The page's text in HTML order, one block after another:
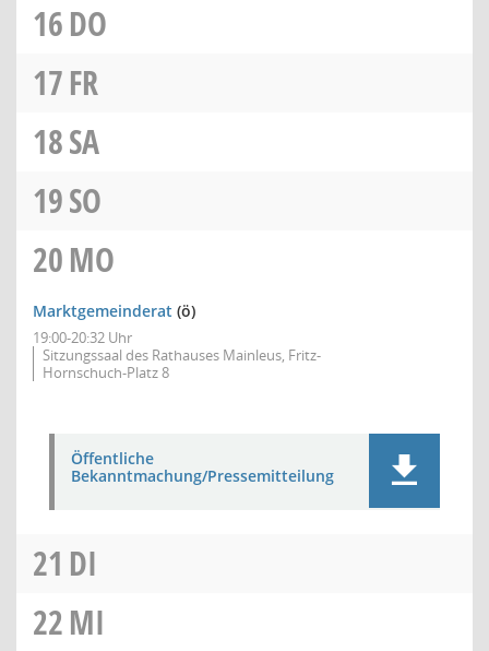
16DO
17FR
18SA
19SO
20MO
Marktgemeinderat (ö)
19:00-20:32 Uhr
Sitzungssaal des Rathauses Mainleus, Fritz-
Hornschuch-Platz 8
Öffentliche
Bekanntmachung/Pressemitteilung
21 DI
22MI